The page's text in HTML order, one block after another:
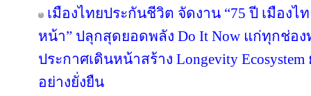
เมืองไทยประกันชีวิต จัดงาน “75 ปี เมือง
หน้า” ปลุกสุดยอดพลัง Do It Now แก่ทุกช่อ
ประกาศเดินหน้าสร้าง Longevity
อย่างยั่งยืน